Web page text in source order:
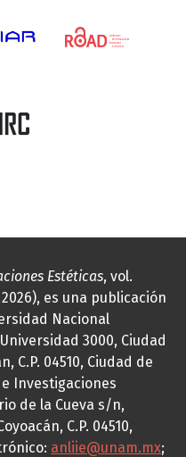
Estéticas, vol.
es una publicación
Nacional
3000, Ciudad
C.P. 04510, Ciudad de
Investigaciones
de la Cueva s/n,
C.P. 04510,
anliie@unam.mx;